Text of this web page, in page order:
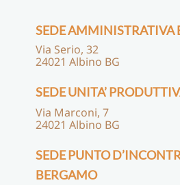
SEDE AMMINISTRATIVA
Via Serio, 32
24021 Albino BG
SEDE UNITA’
Via Marconi, 7
24021 Albino BG
SEDE PUNTO
BERGAMO